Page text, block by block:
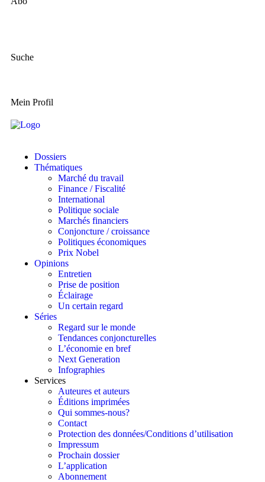
Suche
Mein Profil
Dossiers
Thématiques
Marché du travail
Finance / Fiscalité
International
Politique sociale
Marchés financiers
Conjoncture / croissance
Politiques économiques
Prix Nobel
Opinions
Entretien
Prise de position
Éclairage
Un certain regard
Séries
Regard sur le monde
Tendances conjoncturelles
L’économie en bref
Next Generation
Infographies
Services
Auteures et auteurs
Éditions imprimées
Qui sommes-nous?
Contact
Protection des données/Conditions d’utilisation
Impressum
Prochain dossier
L’application
Abonnement